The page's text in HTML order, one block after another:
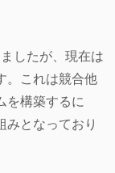
したが、現在は
。これは競合他
を構築するに
みとなっており